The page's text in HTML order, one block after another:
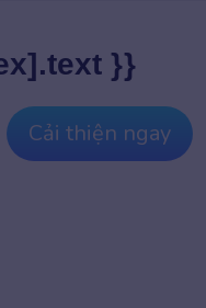
}}
Cải thiện ngay